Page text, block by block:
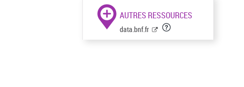
AUTRES RESSOURCES
data.bnf.fr